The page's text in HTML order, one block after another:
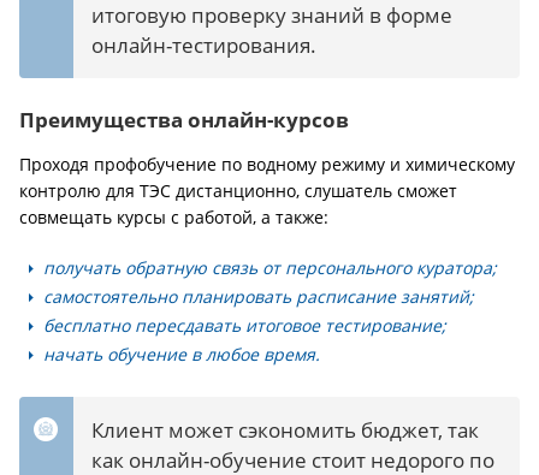
итоговую проверку знаний в форме
онлайн-тестирования.
Преимущества онлайн-курсов
Проходя профобучение по водному режиму и химическому
контролю для ТЭС дистанционно, слушатель сможет
совмещать курсы с работой, а также:
получать обратную связь от персонального куратора;
самостоятельно планировать расписание занятий;
бесплатно пересдавать итоговое тестирование;
начать обучение в любое время.
Клиент может сэкономить бюджет, так
как онлайн-обучение стоит недорого по